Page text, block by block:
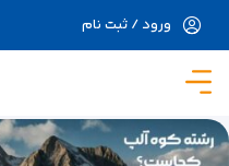
در حال حاضر
ورود / ثبت نام